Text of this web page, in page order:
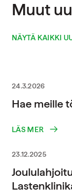
Muut
NÄYTÄ KAIKKI
24.3.2026
Hae meille
LÄS MER
23.12.2025